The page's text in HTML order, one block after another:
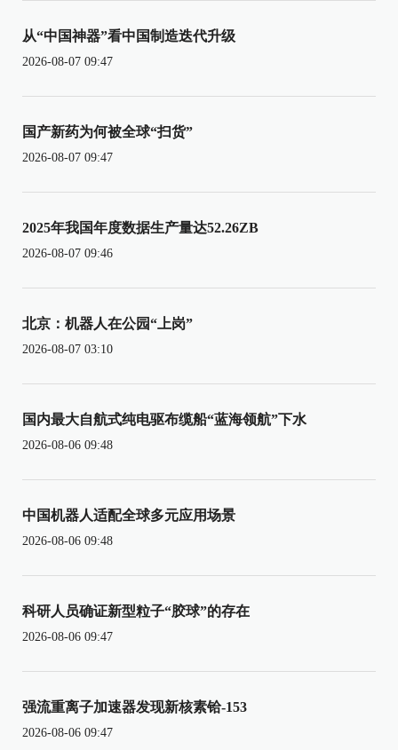
从“中国神器”看中国制造迭代升级
2026-08-07 09:47
国产新药为何被全球“扫货”
2026-08-07 09:47
2025年我国年度数据生产量达52.26ZB
2026-08-07 09:46
北京：机器人在公园“上岗”
2026-08-07 03:10
国内最大自航式纯电驱布缆船“蓝海领航”下水
2026-08-06 09:48
中国机器人适配全球多元应用场景
2026-08-06 09:48
科研人员确证新型粒子“胶球”的存在
2026-08-06 09:47
强流重离子加速器发现新核素铪-153
2026-08-06 09:47